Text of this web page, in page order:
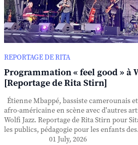
REPORTAGE DE RITA
Programmation « feel good » à
[Reportage de Rita Stirn]
Étienne Mbappé, bassiste camerounais
afro-américaine en scène avec d'autres
Wolfi Jazz. Reportage de Rita Stirn pour
les publics, pédagogie pour les enfants
01 July, 2026